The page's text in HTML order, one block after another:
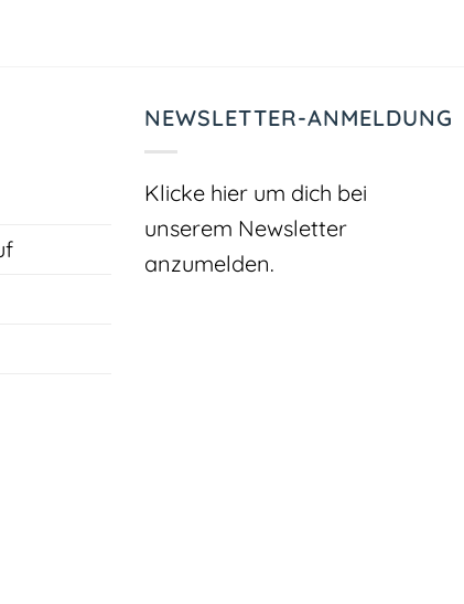
NEWSLETTER-ANMELDUNG
Klicke hier um dich bei
unserem Newsletter
anzumelden.